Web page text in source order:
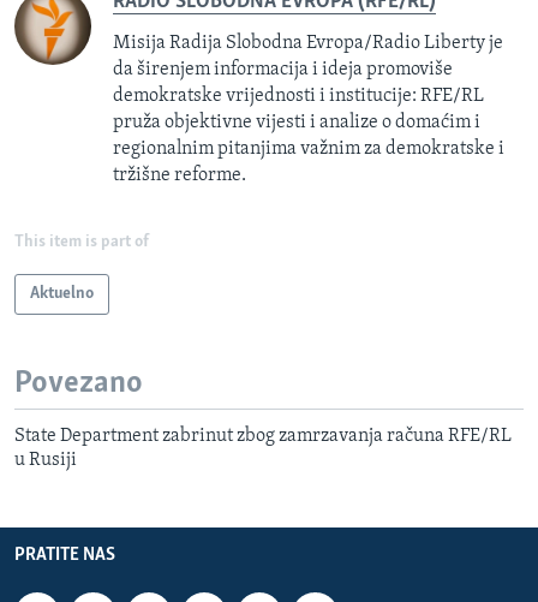
Misija Radija Slobodna Evropa/Radio Liberty je
da širenjem informacija i ideja promoviše
demokratske vrijednosti i institucije: RFE/RL
pruža objektivne vijesti i analize o domaćim i
regionalnim pitanjima važnim za demokratske i
tržišne reforme.
This item is part of
Aktuelno
Povezano
State Department zabrinut zbog zamrzavanja računa RFE/RL
u Rusiji
PRATITE NAS